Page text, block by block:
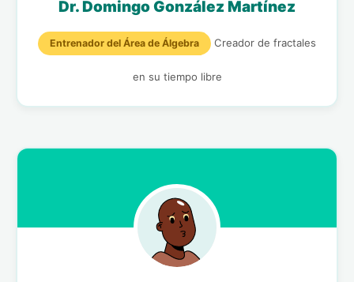
Dr. Domingo González Martínez
Entrenador del Área de Álgebra Creador de fractales
en su tiempo libre